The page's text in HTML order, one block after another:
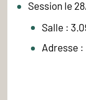
Session le
Salle :
Adresse